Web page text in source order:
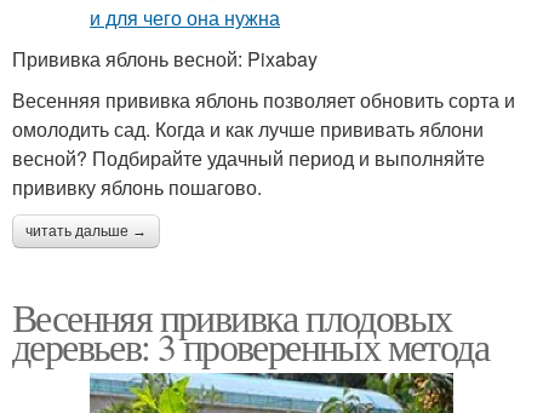
Прививка яблонь весной: Pixabay
Весенняя прививка яблонь позволяет обновить сорта и
омолодить сад. Когда и как лучше прививать яблони
весной? Подбирайте удачный период и выполняйте
прививку яблонь пошагово.
читать дальше →
Весенняя прививка плодовых
деревьев: 3 проверенных метода